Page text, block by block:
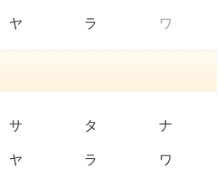
ヤ ラ ワ
サ タ ナ
ヤ ラ ワ